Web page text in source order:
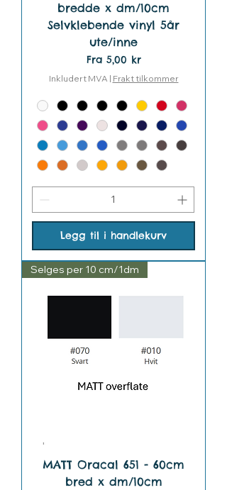
bredde x dm/10cm
Selvklebende vinyl 5år
ute/inne
Fra 5,00 kr
Salgspris
Inkludert MVA | Frakt tilkommer
Legg til i handlekurv
Selges per 10 cm/1dm
MATT Oracal 651 - 60cm
bred x dm/10cm